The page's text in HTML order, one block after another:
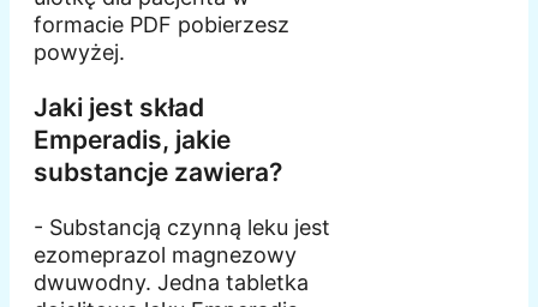
formacie PDF pobierzesz
powyżej.
Jaki jest skład
Emperadis, jakie
substancje zawiera?
- Substancją czynną leku jest
ezomeprazol magnezowy
dwuwodny. Jedna tabletka